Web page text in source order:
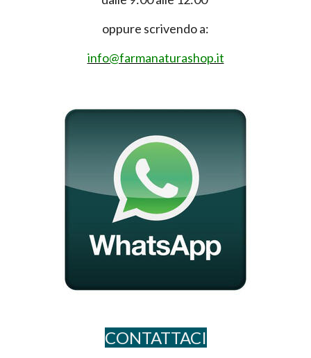
oppure scrivendo a:
info@farmanaturashop.it
CONTATTACI